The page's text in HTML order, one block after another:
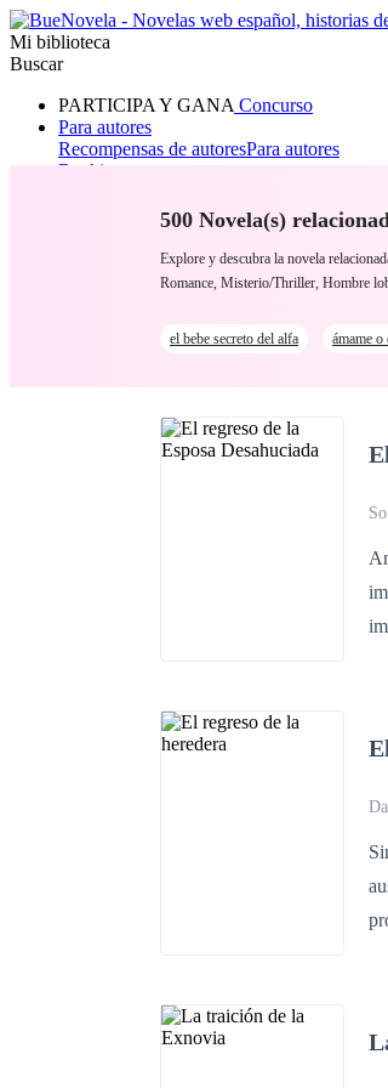
Mi biblioteca
Buscar
PARTICIPA Y GANA Concurso
Para autores
Recompensas de autoresPara autores
Ranking
RomanceHombre loboMafiaSistema
500 Novela(s)
Explore y descubra la novela
Romance, Misterio/Thriller, Hombre
el bebe secreto del alfa ámame o
Sinopsis En medio de